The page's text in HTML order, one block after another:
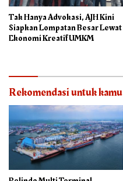
Tak Hanya Advokasi, AJH Kini
Siapkan Lompatan Besar Lewat
Ekonomi Kreatif UMKM
Rekomendasi untuk kamu